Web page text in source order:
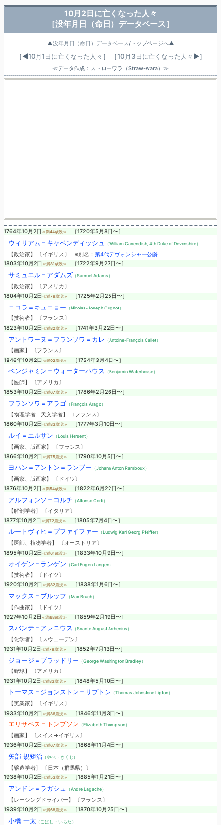
10月2日に亡くなった人々
［没年月日（命日）データベース］
▲没年月日（命日）データベース/トップページへ▲
［◀10月1日に亡くなった人々 ］ ［10月3日に亡くなった人々 ▶］
≪データ作成：ストローワラ（Straw-wara）≫
1764年10月2日 ≪満44歳没≫ ［1720年5月8日〜］
ウィリアム＝キャベンディッシュ （William Cavendish, 4th Duke of Devonshire）
【政治家】 〔イギリス〕 ※別名： 第4代デヴォンシャー公爵
1803年10月2日 ≪満81歳没≫ ［1722年9月27日〜］
サミュエル＝アダムズ （Samuel Adams）
【政治家】 〔アメリカ〕
1804年10月2日 ≪満79歳没≫ ［1725年2月25日〜］
ニコラ＝キュニョー （Nicolas-Joseph Cugnot）
【技術者】 〔フランス〕
1823年10月2日 ≪満82歳没≫ ［1741年3月22日〜］
アントワーヌ＝フランソワ＝カレ （Antoine-François Callet）
【画家】 〔フランス〕
1846年10月2日 ≪満92歳没≫ ［1754年3月4日〜］
ベンジャミン＝ウォーターハウス （Benjamin Waterhouse）
【医師】 〔アメリカ〕
1853年10月2日 ≪満67歳没≫ ［1786年2月26日〜］
フランソワ＝アラゴ （François Arago）
【物理学者、天文学者】 〔フランス〕
1860年10月2日 ≪満83歳没≫ ［1777年3月10日〜］
ルイ＝エルサン （Louis Hersent）
【画家、版画家】 〔フランス〕
1866年10月2日 ≪満75歳没≫ ［1790年10月5日〜］
ヨハン＝アントン＝ランブー （Johann Anton Ramboux）
【画家、版画家】 〔ドイツ〕
1876年10月2日 ≪満54歳没≫ ［1822年6月22日〜］
アルフォンソ＝コルチ （Alfonso Corti）
【解剖学者】 〔イタリア〕
1877年10月2日 ≪満72歳没≫ ［1805年7月4日〜］
ルートヴィヒ＝プファイファー （Ludwig Karl Georg Pfeiffer）
【医師、植物学者】 〔オーストリア〕
1895年10月2日 ≪満61歳没≫ ［1833年10月9日〜］
オイゲン＝ランゲン （Carl Eugen Langen）
【技術者】 〔ドイツ〕
1920年10月2日 ≪満82歳没≫ ［1838年1月6日〜］
マックス＝ブルッフ （Max Bruch）
【作曲家】 〔ドイツ〕
1927年10月2日 ≪満68歳没≫ ［1859年2月19日〜］
スバンテ＝アレニウス （Svante August Arrhenius）
【化学者】 〔スウェーデン〕
1931年10月2日 ≪満79歳没≫ ［1852年7月13日〜］
ジョージ＝ブラッドリー （George Washington Bradley）
【野球】 〔アメリカ〕
1931年10月2日 ≪満83歳没≫ ［1848年5月10日〜］
トーマス＝ジョンストン＝リプトン （Thomas Johnstone Lipton）
【実業家】 〔イギリス〕
1933年10月2日 ≪満86歳没≫ ［1846年11月3日〜］
エリザベス＝トンプソン （Elizabeth Thompson）
【画家】 〔スイス→イギリス〕
1936年10月2日 ≪満67歳没≫ ［1868年11月4日〜］
矢部 規矩治（やべ・きくじ）
【醸造学者】 〔日本（群馬県）〕
1938年10月2日 ≪満53歳没≫ ［1885年1月21日〜］
アンドレ＝ラガシュ （Andre Lagache）
【レーシングドライバー】 〔フランス〕
1939年10月2日 ≪満68歳没≫ ［1870年10月25日〜］
小橋 一太（こばし・いちた）